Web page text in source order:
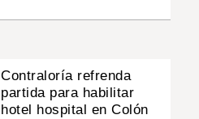
Contraloría refrenda
partida para habilitar
hotel hospital en Colón